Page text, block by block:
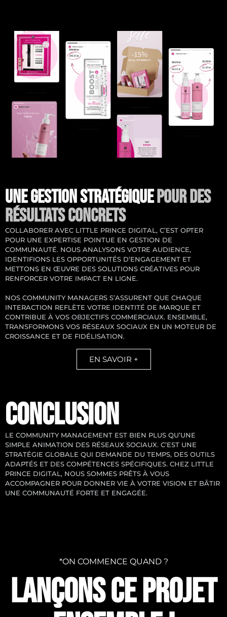
UNE GESTION STRATÉGIQUEPOUR DES
RÉSULTATS CONCRETS
COLLABORER AVEC LITTLE PRINCE DIGITAL, C’EST OPTER
POUR UNE EXPERTISE POINTUE EN GESTION DE
COMMUNAUTÉ. NOUS ANALYSONS VOTRE AUDIENCE,
IDENTIFIONS LES OPPORTUNITÉS D’ENGAGEMENT ET
METTONS EN ŒUVRE DES SOLUTIONS CRÉATIVES POUR
RENFORCER VOTRE IMPACT EN LIGNE.
NOS COMMUNITY MANAGERS S’ASSURENT QUE CHAQUE
INTERACTION REFLÈTE VOTRE IDENTITÉ DE MARQUE ET
CONTRIBUE À VOS OBJECTIFS COMMERCIAUX. ENSEMBLE,
TRANSFORMONS VOS RÉSEAUX SOCIAUX EN UN MOTEUR DE
CROISSANCE ET DE FIDÉLISATION.
EN SAVOIR +
CONCLUSION
LE COMMUNITY MANAGEMENT EST BIEN PLUS QU’UNE
SIMPLE ANIMATION DES RÉSEAUX SOCIAUX. C’EST UNE
STRATÉGIE GLOBALE QUI DEMANDE DU TEMPS, DES OUTILS
ADAPTÉS ET DES COMPÉTENCES SPÉCIFIQUES. CHEZ LITTLE
PRINCE DIGITAL, NOUS SOMMES PRÊTS À VOUS
ACCOMPAGNER POUR DONNER VIE À VOTRE VISION ET BÂTIR
UNE COMMUNAUTÉ FORTE ET ENGAGÉE.
*ON COMMENCE QUAND ?
LANÇONS CE PROJET